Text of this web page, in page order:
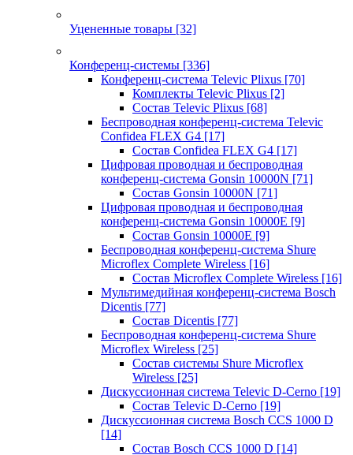
Уцененные товары [32]
Конференц-системы [336]
Конференц-система Televic Plixus [70]
Комплекты Televic Plixus [2]
Состав Televic Plixus [68]
Беспроводная конференц-система Televic
Confidea FLEX G4 [17]
Состав Confidea FLEX G4 [17]
Цифровая проводная и беспроводная
конференц-система Gonsin 10000N [71]
Состав Gonsin 10000N [71]
Цифровая проводная и беспроводная
конференц-система Gonsin 10000E [9]
Состав Gonsin 10000E [9]
Беспроводная конференц-система Shure
Microflex Complete Wireless [16]
Состав Microflex Complete Wireless [16]
Мультимедийная конференц-система Bosch
Dicentis [77]
Состав Dicentis [77]
Беспроводная конференц-система Shure
Microflex Wireless [25]
Состав системы Shure Microflex
Wireless [25]
Дискуссионная система Televic D-Cerno [19]
Состав Televic D-Cerno [19]
Дискуссионная система Bosch CCS 1000 D
[14]
Состав Bosch CCS 1000 D [14]